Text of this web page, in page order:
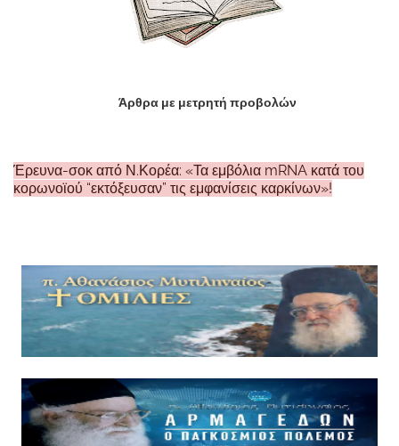
Άρθρα με μετρητή προβολών
Έρευνα-σοκ από Ν.Κορέα: «Τα εμβόλια mRNA κατά του
κορωνοϊού “εκτόξευσαν” τις εμφανίσεις καρκίνων»!